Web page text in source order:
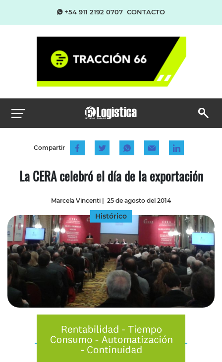
+54 911 2192 0707 CONTACTO
Compartir
La CERA celebró el día de la exportación
Marcela Vincenti | 25 de agosto del 2014
Histórico